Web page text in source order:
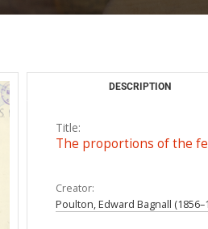
DESCRIPTION
Title:
The proportions of the
Creator:
Poulton, Edward Bagnall